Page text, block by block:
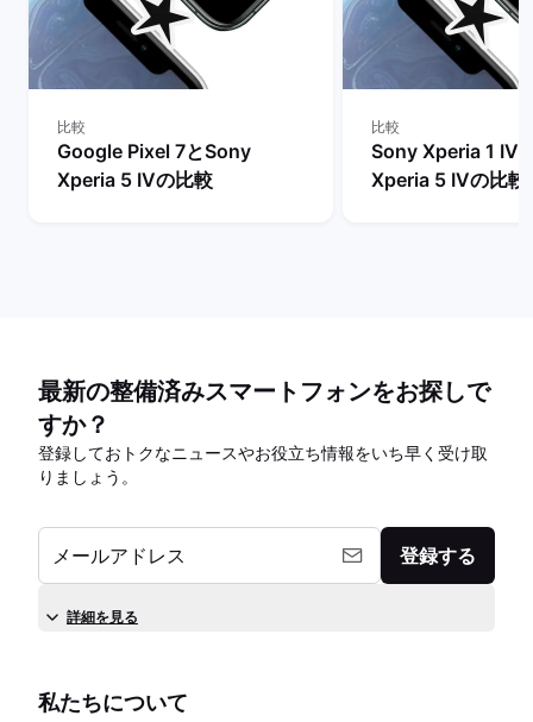
比較
Google Pixel 7とSony
Xperia 5 IVの比較
比較
Sony Xperia 1 IV
Xperia 5 IVの比較
最新の整備済みスマートフォンをお探しで
すか？
登録しておトクなニュースやお役立ち情報をいち早く受け取
りましょう。
メールアドレス 登録する
詳細を見る
私たちについて